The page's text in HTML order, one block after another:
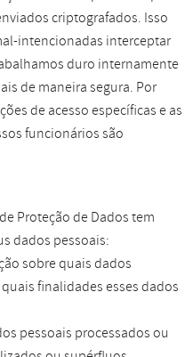
criptografados. Isso
intencionadas interceptar
duro internamente
de maneira segura. Por
de acesso específicas e as
funcionários são
Proteção de Dados tem
dados pessoais:
sobre quais dados
finalidades esses dados
pessoais processados ou